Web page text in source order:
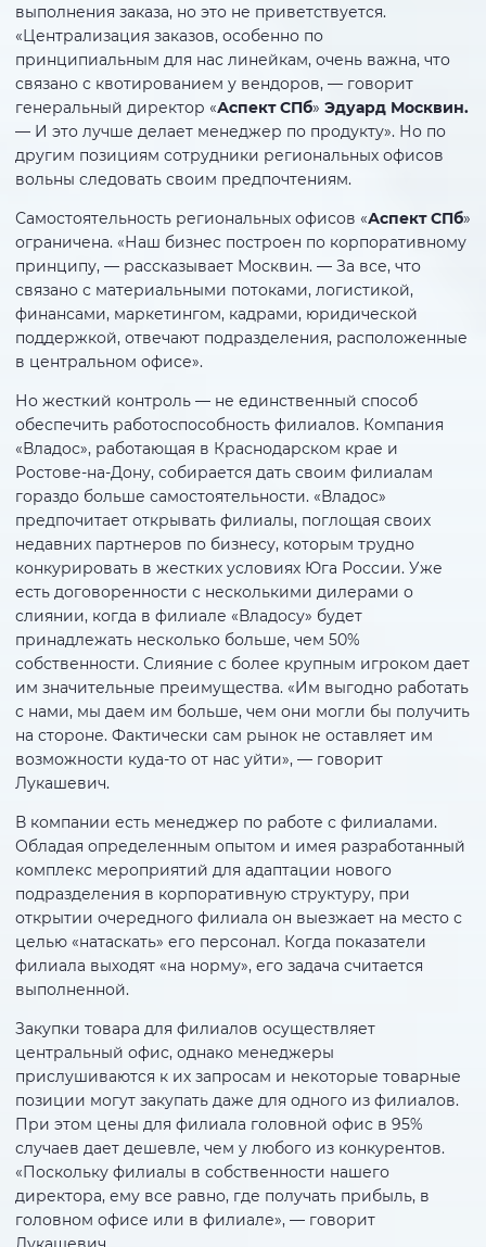
выполнения заказа, но это не приветствуется.
«Централизация заказов, особенно по
принципиальным для нас линейкам, очень важна, что
связано с квотированием у вендоров, — говорит
генеральный директор «Аспект СПб» Эдуард Москвин.
— И это лучше делает менеджер по продукту». Но по
другим позициям сотрудники региональных офисов
вольны следовать своим предпочтениям.
Самостоятельность региональных офисов «Аспект СПб»
ограничена. «Наш бизнес построен по корпоративному
принципу, — рассказывает Москвин. — За все, что
связано с материальными потоками, логистикой,
финансами, маркетингом, кадрами, юридической
поддержкой, отвечают подразделения, расположенные
в центральном офисе».
Но жесткий контроль — не единственный способ
обеспечить работоспособность филиалов. Компания
«Владос», работающая в Краснодарском крае и
Ростове-на-Дону, собирается дать своим филиалам
гораздо больше самостоятельности. «Владос»
предпочитает открывать филиалы, поглощая своих
недавних партнеров по бизнесу, которым трудно
конкурировать в жестких условиях Юга России. Уже
есть договоренности с несколькими дилерами о
слиянии, когда в филиале «Владосу» будет
принадлежать несколько больше, чем 50%
собственности. Слияние с более крупным игроком дает
им значительные преимущества. «Им выгодно работать
с нами, мы даем им больше, чем они могли бы получить
на стороне. Фактически сам рынок не оставляет им
возможности куда-то от нас уйти», — говорит
Лукашевич.
В компании есть менеджер по работе с филиалами.
Обладая определенным опытом и имея разработанный
комплекс мероприятий для адаптации нового
подразделения в корпоративную структуру, при
открытии очередного филиала он выезжает на место с
целью «натаскать» его персонал. Когда показатели
филиала выходят «на норму», его задача считается
выполненной.
Закупки товара для филиалов осуществляет
центральный офис, однако менеджеры
прислушиваются к их запросам и некоторые товарные
позиции могут закупать даже для одного из филиалов.
При этом цены для филиала головной офис в 95%
случаев дает дешевле, чем у любого из конкурентов.
«Поскольку филиалы в собственности нашего
директора, ему все равно, где получать прибыль, в
головном офисе или в филиале», — говорит